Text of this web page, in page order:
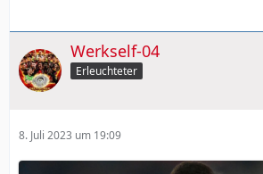
Werkself-04
Erleuchteter
8. Juli 2023 um 19:09